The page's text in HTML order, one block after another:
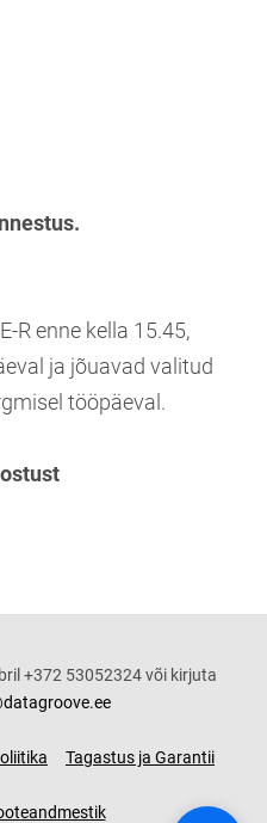
R enne kella 15.45,
ja jõuavad valitud
tööpäeval.
+372 53052324 või kirjuta
Tagastus ja Garantii